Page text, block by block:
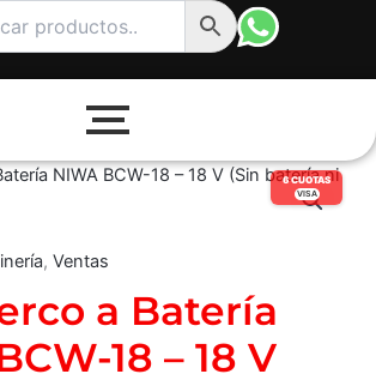
6 CUOTAS
VISA
, Ventas
a Batería
18 – 18 V